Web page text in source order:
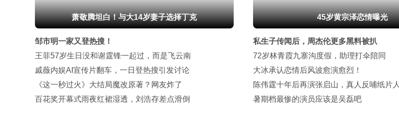
萧敬腾坦白！与大14岁妻子选择丁克
邹市明一家又登热搜！
王菲57岁生日没和谢霆锋一起过，而是飞云南
戚薇内娱AI宣传片翻车，一日登热搜引发讨论
《这一秒过火》大结局魔改原著？网友炸了
百花奖开幕式雨夜红裙湿透，刘浩存差点滑倒
45岁黄宗泽恋情曝光
私生子传闻后，周杰伦更多黑料被扒
72岁林青霞九寨沟度假，助理打伞陪同
大冰承认恋情后风波愈演愈烈！
陈伟霆十年后再演张启山，真人反哺纸片人
暑期档最惨的演员应该是吴磊吧